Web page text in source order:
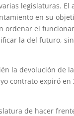
legislaturas.
en su
ordenar el
la del futuro,
la devolución de
contrato expiró
de hacer